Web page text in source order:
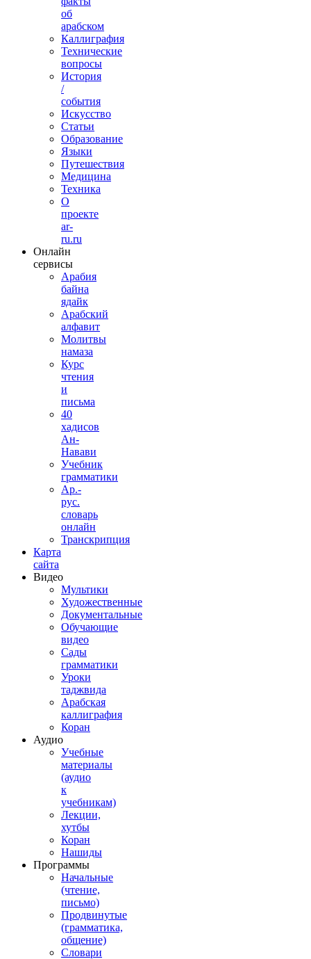
об
арабском
Каллиграфия
Технические
вопросы
История
/
события
Искусство
Статьи
Образование
Языки
Путешествия
Медицина
Техника
О
проекте
ar-
ru.ru
Онлайн
сервисы
Арабия
байна
ядайк
Арабский
алфавит
Молитвы
намаза
Курс
чтения
и
письма
40
хадисов
Ан-
Навави
Учебник
грамматики
Ар.-
рус.
словарь
онлайн
Транскрипция
Карта
сайта
Видео
Мультики
Художественные
Документальные
Обучающие
видео
Сады
грамматики
Уроки
таджвида
Арабская
каллиграфия
Коран
Аудио
Учебные
материалы
(аудио
к
учебникам)
Лекции,
хутбы
Коран
Нашиды
Программы
Начальные
(чтение,
письмо)
Продвинутые
(грамматика,
общение)
Словари